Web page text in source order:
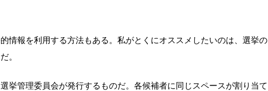
情報を利用する方法もある。私がとくにオススメしたいのは、選挙の
。
挙管理委員会が発行するものだ。各候補者に同じスペースが割り当て